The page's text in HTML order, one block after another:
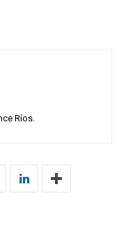
Ríos.